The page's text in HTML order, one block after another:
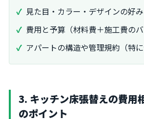
見た目・カラー・デザインの好み
費用と予算（材料費＋施工費のバ
アパートの構造や管理規約（特に
3. キッチン床張替えの費用
のポイント